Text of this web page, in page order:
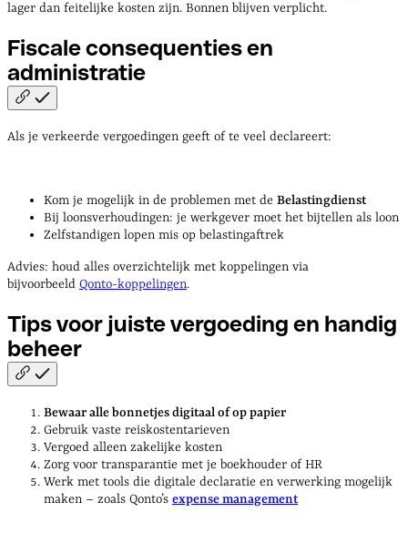
lager dan feitelijke kosten zijn. Bonnen blijven verplicht.
Fiscale consequenties en
administratie
Als je verkeerde vergoedingen geeft of te veel declareert:
Kom je mogelijk in de problemen met de Belastingdienst
Bij loonsverhoudingen: je werkgever moet het bijtellen als loon
Zelfstandigen lopen mis op belastingaftrek
Advies: houd alles overzichtelijk met koppelingen via
bijvoorbeeld Qonto-koppelingen.
Tips voor juiste vergoeding en handig
beheer
Bewaar alle bonnetjes digitaal of op papier
Gebruik vaste reiskostentarieven
Vergoed alleen zakelijke kosten
Zorg voor transparantie met je boekhouder of HR
Werk met tools die digitale declaratie en verwerking mogelijk
maken – zoals Qonto’s expense management